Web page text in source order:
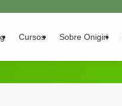
Cursos Sobre Onigiri